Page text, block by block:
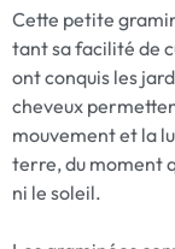
Cette petite
tant sa facilité de
ont conquis les
cheveux
mouvement et la
terre, du moment
ni le soleil.